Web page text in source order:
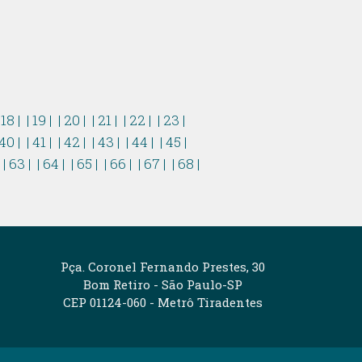
| | 19 | | 20 | | 21 | | 22 | | 23 |
| | 41 | | 42 | | 43 | | 44 | | 45 |
| 63 | | 64 | | 65 | | 66 | | 67 | | 68 |
Pça. Coronel Fernando Prestes, 30
Bom Retiro - São Paulo-SP
CEP 01124-060 - Metrô Tiradentes